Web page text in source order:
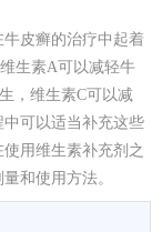
皮癣的治疗中起着
生素A可以减轻牛
，维生素C可以减
可以适当补充这些
用维生素补充剂之
和使用方法。